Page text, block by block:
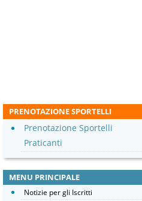
PRENOTAZIONE SPORTELLI
Prenotazione Sportelli
Praticanti
MENU PRINCIPALE
Notizie per gli Iscritti